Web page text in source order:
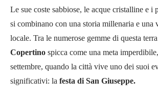
Le sue coste sabbiose, le acque cristalline e i
si combinano con una storia millenaria e una
locale. Tra le numerose gemme di questa
Copertino spicca come una meta
settembre, quando la città vive uno dei suoi
significativi: la festa di San Giuseppe.